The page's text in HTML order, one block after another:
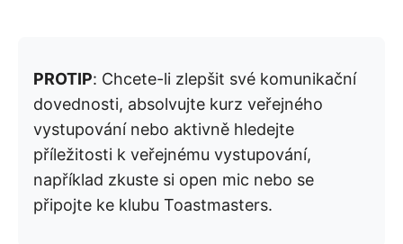
PROTIP: Chcete-li zlepšit své komunikační
dovednosti, absolvujte kurz veřejného
vystupování nebo aktivně hledejte
příležitosti k veřejnému vystupování,
například zkuste si open mic nebo se
připojte ke klubu Toastmasters.